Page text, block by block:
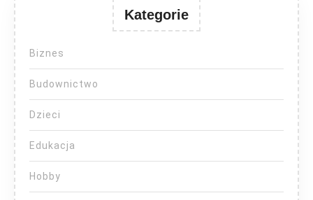
Kategorie
Biznes
Budownictwo
Dzieci
Edukacja
Hobby